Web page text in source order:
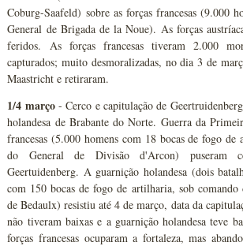
Coburg-Saafeld) sobre as forças francesas (9.000
General de Brigada de la Noue). As forças
feridos. As forças francesas tiveram 2.000
capturados; muito desmoralizadas, no dia 3 de
Maastricht e retiraram.
1/4 março- Cerco e capitulação de
holandesa de Brabante do Norte. Guerra da
francesas (5.000 homens com 18 bocas de fogo de
do General de Divisão d'Arcon) puseram
Geertuidenberg. A guarnição holandesa (dois
com 150 bocas de fogo de artilharia, sob comando
de Bedaulx) resistiu até 4 de março, data da
não tiveram baixas e a guarnição holandesa teve
forças francesas ocuparam a fortaleza, mas